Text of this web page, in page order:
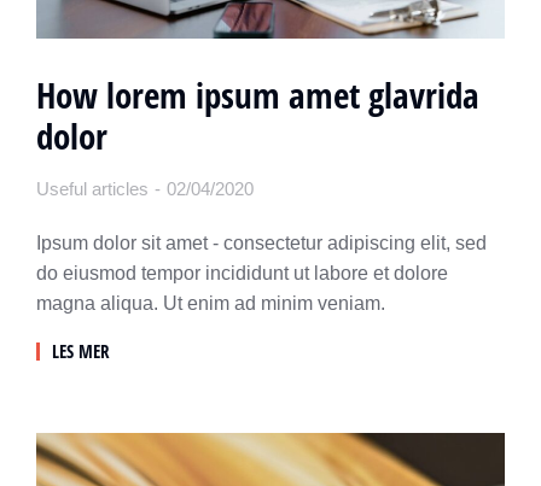
How lorem ipsum amet glavrida
dolor
Useful articles 02/04/2020
Ipsum dolor sit amet - consectetur adipiscing elit, sed
do eiusmod tempor incididunt ut labore et dolore
magna aliqua. Ut enim ad minim veniam.
LES MER